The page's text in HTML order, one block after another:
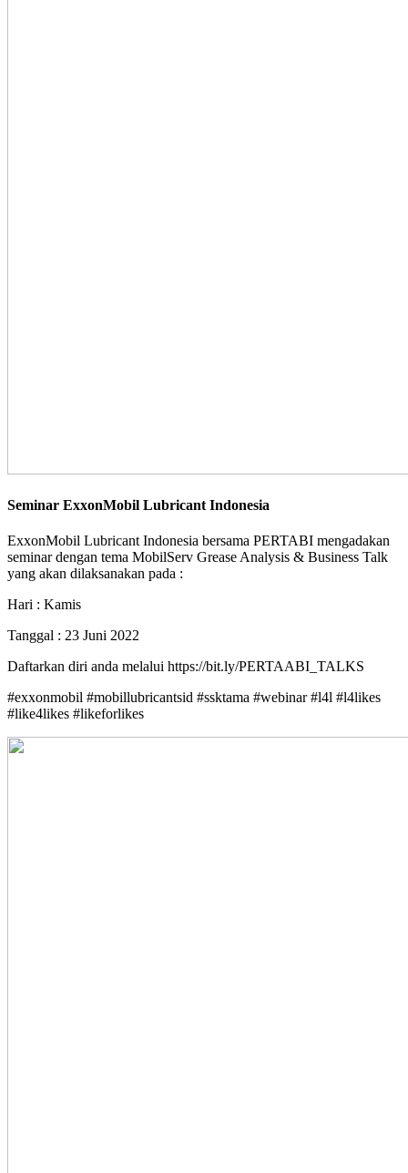
Seminar ExxonMobil Lubricant Indonesia
ExxonMobil Lubricant Indonesia bersama PERTABI mengadakan
seminar dengan tema MobilServ Grease Analysis & Business Talk
yang akan dilaksanakan pada :
Hari : Kamis
Tanggal : 23 Juni 2022
Daftarkan diri anda melalui https://bit.ly/PERTAABI_TALKS
#exxonmobil #mobillubricantsid #ssktama #webinar #l4l #l4likes
#like4likes #likeforlikes